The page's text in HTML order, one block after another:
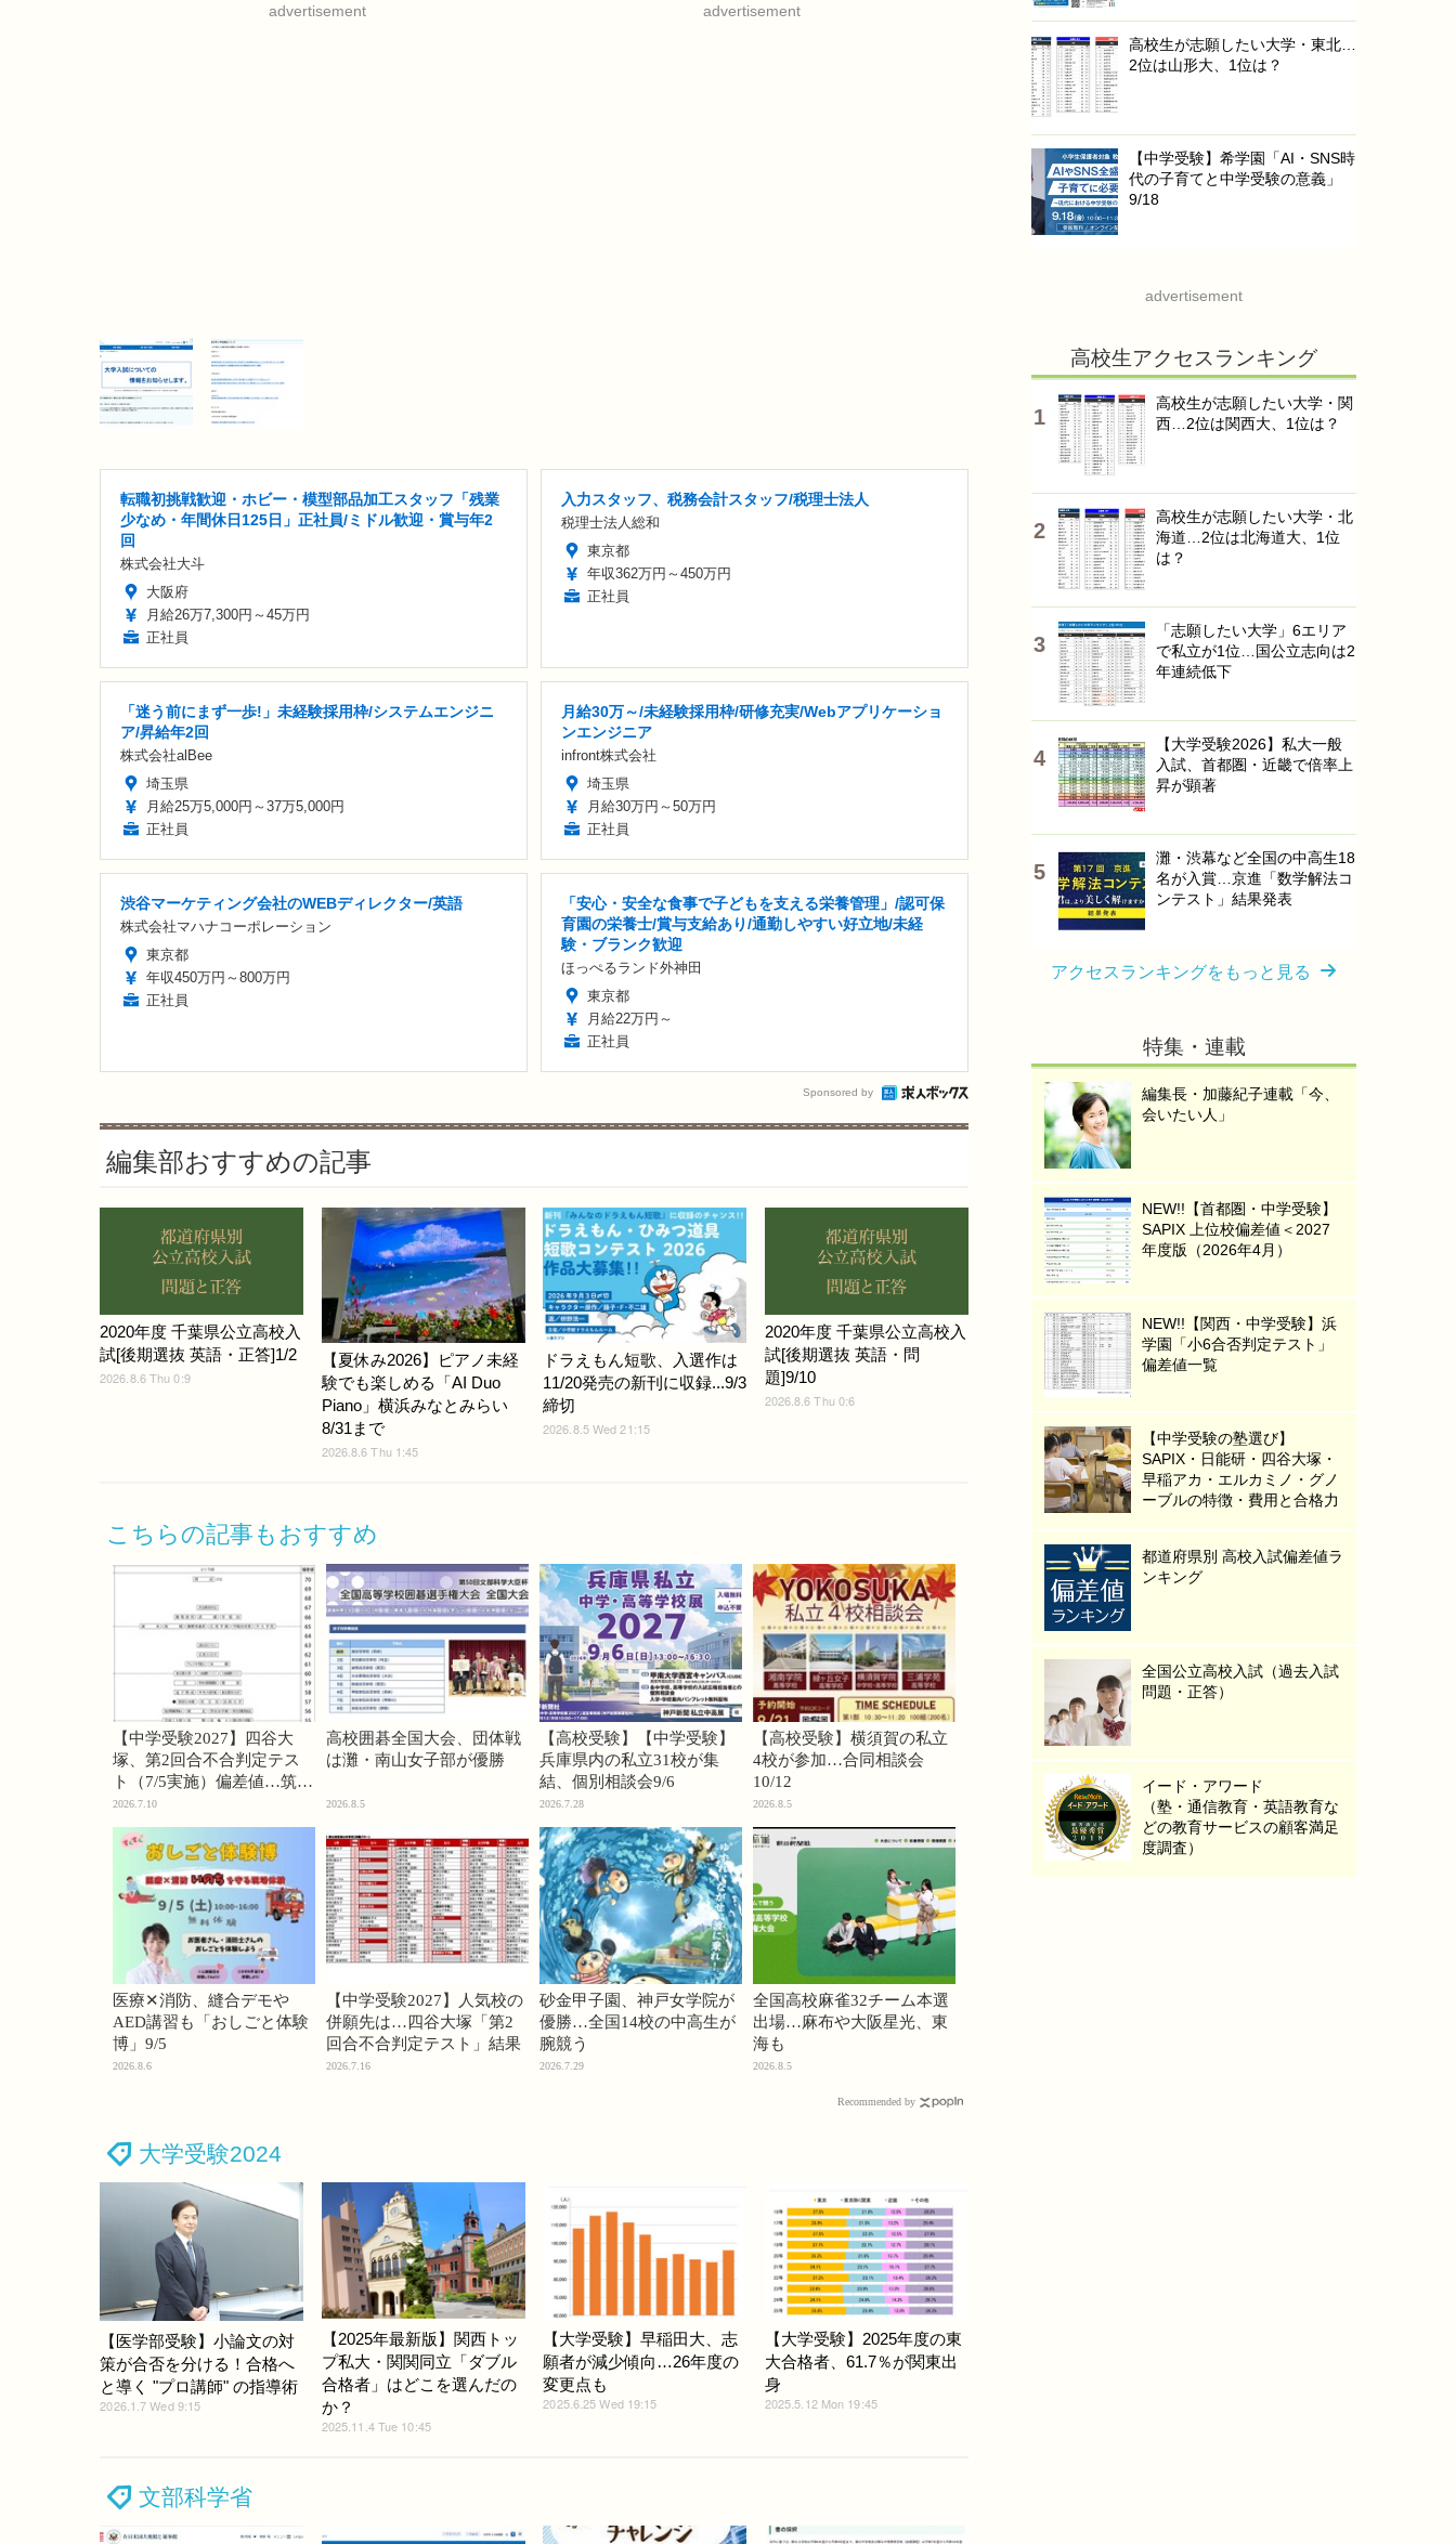
advertisement advertisement
転職初挑戦歓迎・ホビー・模型部品加工スタッフ「残業
少なめ・年間休日125日」正社員/ミドル歓迎・賞与年2
回
株式会社大斗
大阪府
月給26万7,300円～45万円
正社員
入力スタッフ、税務会計スタッフ/税理士法人
税理士法人総和
東京都
年収362万円～450万円
正社員
「迷う前にまず一歩!」未経験採用枠/システムエンジニ
ア/昇給年2回
株式会社alBee
埼玉県
月給25万5,000円～37万5,000円
正社員
月給30万～/未経験採用枠/研修充実/Webアプリケーショ
ンエンジニア
infront株式会社
埼玉県
月給30万円～50万円
正社員
渋谷マーケティング会社のWEBディレクター/英語
株式会社マハナコーポレーション
東京都
年収450万円～800万円
正社員
「安心・安全な食事で子どもを支える栄養管理」/認可保
育園の栄養士/賞与支給あり/通勤しやすい好立地/未経
験・ブランク歓迎
ほっぺるランド外神田
東京都
月給22万円～
正社員
Sponsored by
編集部おすすめの記事
2020年度 千葉県公立高校入
試[後期選抜 英語・正答]1/2
2026.8.6 Thu 0:9
【夏休み2026】ピアノ未経
験でも楽しめる「AI Duo
Piano」横浜みなとみらい
8/31まで
2026.8.6 Thu 1:45
ドラえもん短歌、入選作は
11/20発売の新刊に収録...9/3
締切
2026.8.5 Wed 21:15
2020年度 千葉県公立高校入
試[後期選抜 英語・問
題]9/10
2026.8.6 Thu 0:6
こちらの記事もおすすめ
【中学受験2027】四谷大
塚、第2回合不合判定テス
ト（7/5実施）偏差値…筑駒
74・桜蔭70＜PR＞
2026.7.10
高校囲碁全国大会、団体戦
は灘・南山女子部が優勝
2026.8.5
【高校受験】【中学受験】
兵庫県内の私立31校が集
結、個別相談会9/6
2026.7.28
【高校受験】横須賀の私立
4校が参加…合同相談会
10/12
2026.8.5
医療✕消防、縫合デモや
AED講習も「おしごと体験
博」9/5
2026.8.6
【中学受験2027】人気校の
併願先は…四谷大塚「第2
回合不合判定テスト」結果
2026.7.16
砂金甲子園、神戸女学院が
優勝…全国14校の中高生が
腕競う
2026.7.29
全国高校麻雀32チーム本選
出場…麻布や大阪星光、東
海も
2026.8.5
Recommended by
大学受験2024
【医学部受験】小論文の対
策が合否を分ける！合格へ
と導く "プロ講師" の指導術
2026.1.7 Wed 9:15
【2025年最新版】関西トッ
プ私大・関関同立「ダブル
合格者」はどこを選んだの
か？
2025.11.4 Tue 10:45
【大学受験】早稲田大、志
願者が減少傾向…26年度の
変更点も
2025.6.25 Wed 19:15
【大学受験】2025年度の東
大合格者、61.7％が関東出
身
2025.5.12 Mon 19:45
文部科学省
高校生が志願したい大学・東北…
2位は山形大、1位は？
【中学受験】希学園「AI・SNS時
代の子育てと中学受験の意義」
9/18
advertisement
高校生アクセスランキング
高校生が志願したい大学・関
西…2位は関西大、1位は？
高校生が志願したい大学・北
海道…2位は北海道大、1位
は？
「志願したい大学」6エリア
で私立が1位…国公立志向は2
年連続低下
【大学受験2026】私大一般
入試、首都圏・近畿で倍率上
昇が顕著
灘・渋幕など全国の中高生18
名が入賞…京進「数学解法コ
ンテスト」結果発表
アクセスランキングをもっと見る
特集・連載
編集長・加藤紀子連載「今、
会いたい人」
NEW!!【首都圏・中学受験】
SAPIX 上位校偏差値＜2027
年度版（2026年4月）
NEW!!【関西・中学受験】浜
学園「小6合否判定テスト」
偏差値一覧
【中学受験の塾選び】
SAPIX・日能研・四谷大塚・
早稲アカ・エルカミノ・グノ
ーブルの特徴・費用と合格力
都道府県別 高校入試偏差値ラ
ンキング
全国公立高校入試（過去入試
問題・正答）
イード・アワード
（塾・通信教育・英語教育な
どの教育サービスの顧客満足
度調査）